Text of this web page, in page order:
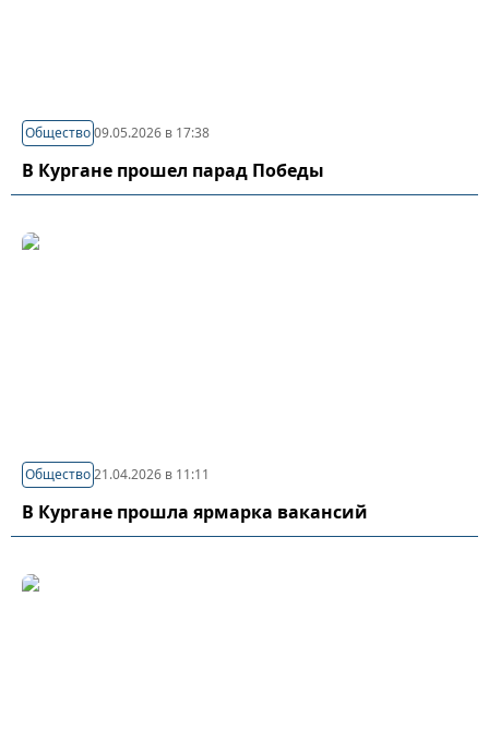
Общество09.05.2026 в 17:38
В Кургане прошел парад Победы
Общество21.04.2026 в 11:11
В Кургане прошла ярмарка вакансий